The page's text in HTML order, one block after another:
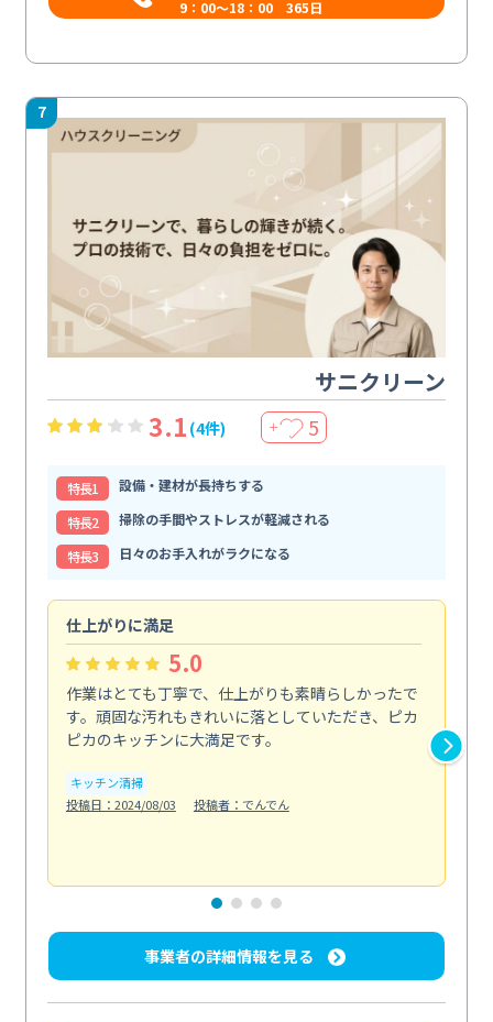
9：00～18：00 365日
7
サニクリーン
3.1 (4件) ＋ 5
特⻑1
設備・建材が長持ちする
特⻑2
掃除の手間やストレスが軽減される
特⻑3
日々のお手入れがラクになる
仕上がりに満足
5.0
作業はとても丁寧で、仕上がりも素晴らしかったで
す。頑固な汚れもきれいに落としていただき、ピカ
ピカのキッチンに大満足です。
キッチン清掃
投稿日：2024/08/03
投稿者：でんでん
事業者の詳細情報を見る